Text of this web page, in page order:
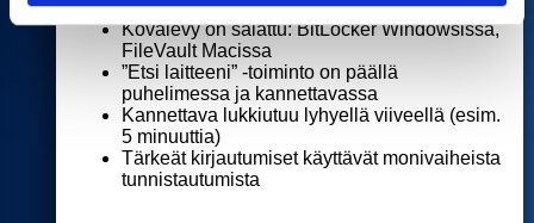
Kovalevy on salattu: BitLocker Windowsissa,
FileVault Macissa
”Etsi laitteeni” -toiminto on päällä
puhelimessa ja kannettavassa
Kannettava lukkiutuu lyhyellä viiveellä (esim.
5 minuuttia)
Tärkeät kirjautumiset käyttävät monivaiheista
tunnistautumista